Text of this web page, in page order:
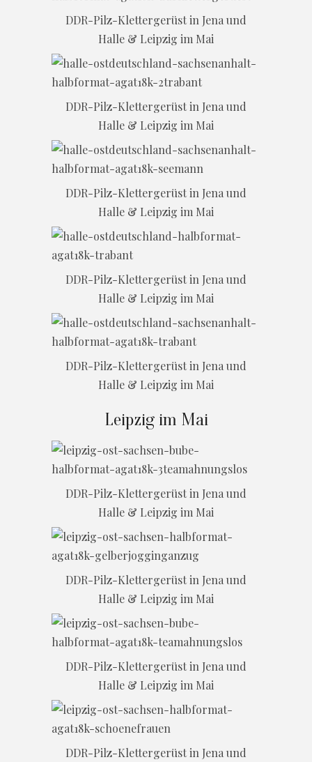
DDR-Pilz-Klettergerüst in Jena und
Halle & Leipzig im Mai
DDR-Pilz-Klettergerüst in Jena und
Halle & Leipzig im Mai
DDR-Pilz-Klettergerüst in Jena und
Halle & Leipzig im Mai
DDR-Pilz-Klettergerüst in Jena und
Halle & Leipzig im Mai
DDR-Pilz-Klettergerüst in Jena und
Halle & Leipzig im Mai
Leipzig im Mai
DDR-Pilz-Klettergerüst in Jena und
Halle & Leipzig im Mai
DDR-Pilz-Klettergerüst in Jena und
Halle & Leipzig im Mai
DDR-Pilz-Klettergerüst in Jena und
Halle & Leipzig im Mai
DDR-Pilz-Klettergerüst in Jena und